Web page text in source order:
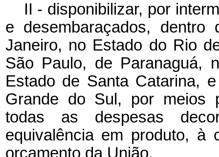
II - disponibilizar, por
e desembaraçados,
Janeiro, no Estado do Rio
São Paulo, de Paranaguá,
Estado de Santa Catarina,
Grande do Sul, por meios
todas as despesas
equivalência em produto, à
orçamento da União.